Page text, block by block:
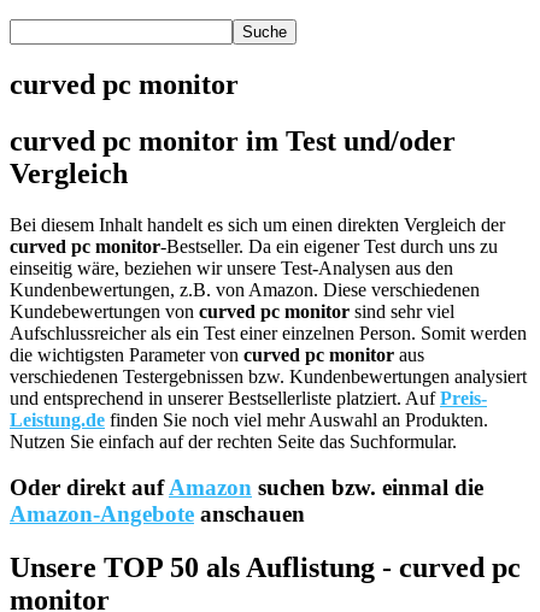
curved pc monitor
curved pc monitor im Test und/oder
Vergleich
Bei diesem Inhalt handelt es sich um einen direkten Vergleich der
curved pc monitor-Bestseller. Da ein eigener Test durch uns zu
einseitig wäre, beziehen wir unsere Test-Analysen aus den
Kundenbewertungen, z.B. von Amazon. Diese verschiedenen
Kundebewertungen von curved pc monitor sind sehr viel
Aufschlussreicher als ein Test einer einzelnen Person. Somit werden
die wichtigsten Parameter von curved pc monitor aus
verschiedenen Testergebnissen bzw. Kundenbewertungen analysiert
und entsprechend in unserer Bestsellerliste platziert. AufPreis-
Leistung.de finden Sie noch viel mehr Auswahl an Produkten.
Nutzen Sie einfach auf der rechten Seite das Suchformular.
Oder direkt aufAmazon suchen bzw. einmal die
Amazon-Angebote anschauen
Unsere TOP 50 als Auflistung - curved pc
monitor